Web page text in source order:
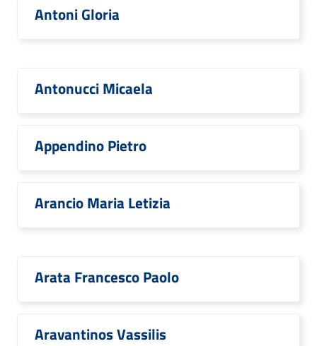
Antoni Gloria
Antonucci Micaela
Appendino Pietro
Arancio Maria Letizia
Arata Francesco Paolo
Aravantinos Vassilis